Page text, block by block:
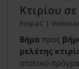
Κτιρίου
FespaC | Webinar
Βήμαπρος
μελέτης
στατικό